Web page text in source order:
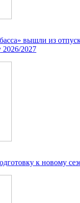
вышли из
2026/2027
к новому